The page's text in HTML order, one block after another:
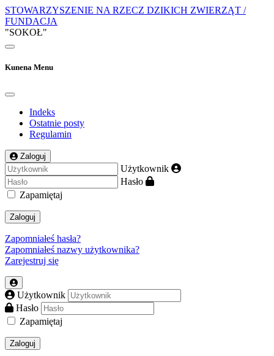
STOWARZYSZENIE NA RZECZ DZIKICH ZWIERZĄT /
FUNDACJA
"SOKOŁ"
Kunena Menu
Indeks
Ostatnie posty
Regulamin
Zaloguj
Użytkownik
Hasło
Zapamiętaj
Zaloguj
Zapomniałeś hasła?
Zapomniałeś nazwy użytkownika?
Zarejestruj się
Użytkownik
Hasło
Zapamiętaj
Zaloguj